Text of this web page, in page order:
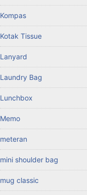
Kompas
Kotak Tissue
Lanyard
Laundry Bag
Lunchbox
Memo
meteran
mini shoulder bag
mug classic